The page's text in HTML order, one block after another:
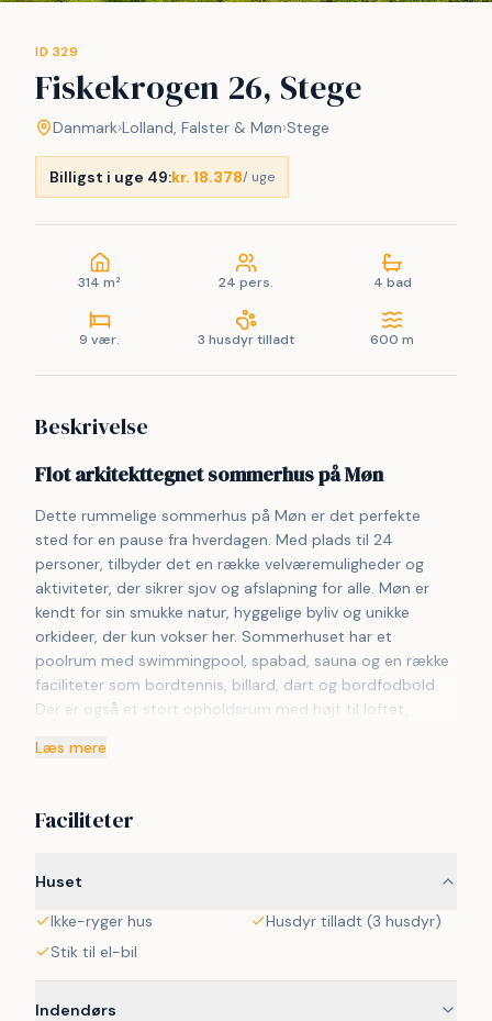
ID 329
Fiskekrogen 26, Stege
Danmark›Lolland, Falster & Møn›Stege
Billigst i uge 49:kr. 18.378/ uge
314 m² 24 pers. 4 bad
9 vær. 3 husdyr tilladt 600 m
Beskrivelse
Flot arkitekttegnet sommerhus på Møn
Dette rummelige sommerhus på Møn er det perfekte
sted for en pause fra hverdagen. Med plads til 24
personer, tilbyder det en række velværemuligheder og
aktiviteter, der sikrer sjov og afslapning for alle. Møn er
kendt for sin smukke natur, hyggelige byliv og unikke
orkideer, der kun vokser her. Sommerhuset har et
poolrum med swimmingpool, spabad, sauna og en række
faciliteter som bordtennis, billard, dart og bordfodbold.
Der er også et stort opholdsrum med højt til loftet,
soveværelser og ekstra sovepladser på hemsen, er der
Bemærk venligst at dette VillaVilla-hus ikke udlejes til
Læs mere
Faciliteter
Huset
Ikke-ryger hus
Husdyr tilladt (3 husdyr)
Stik til el-bil
Indendørs